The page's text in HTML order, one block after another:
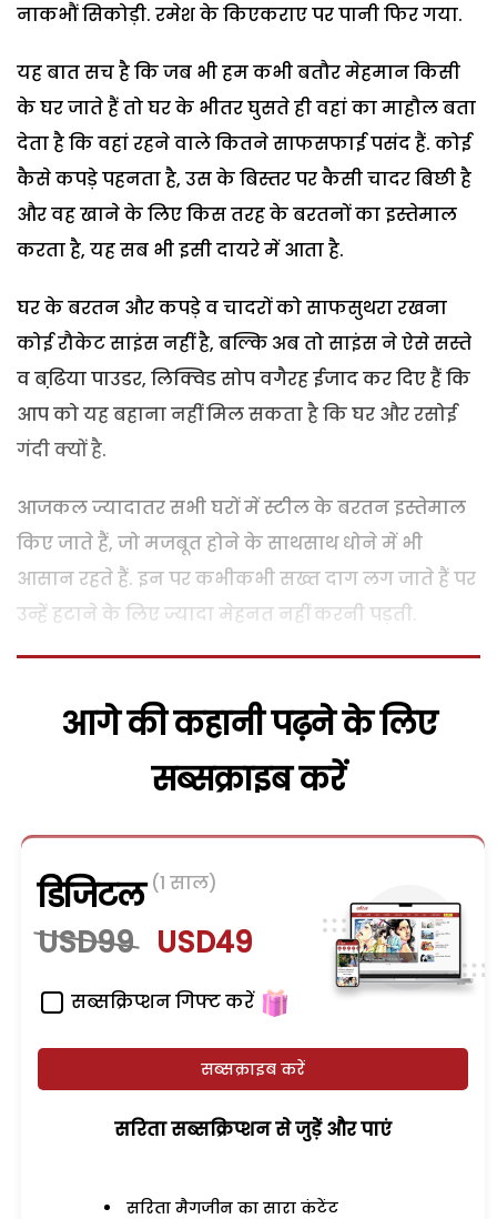
नाकभौं सिकोड़ी. रमेश के किएकराए पर पानी फिर गया.
यह बात सच है कि जब भी हम कभी बतौर मेहमान किसी
के घर जाते हैं तो घर के भीतर घुसते ही वहां का माहौल बता
देता है कि वहां रहने वाले कितने साफसफाई पसंद हैं. कोई
कैसे कपड़े पहनता है, उस के बिस्तर पर कैसी चादर बिछी है
और वह खाने के लिए किस तरह के बरतनों का इस्तेमाल
करता है, यह सब भी इसी दायरे में आता है.
घर के बरतन और कपड़े व चादरों को साफसुथरा रखना
कोई रौकेट साइंस नहीं है, बल्कि अब तो साइंस ने ऐसे सस्ते
व बढि़या पाउडर, लिक्विड सोप वगैरह ईजाद कर दिए हैं कि
आप को यह बहाना नहीं मिल सकता है कि घर और रसोई
गंदी क्यों है.
आजकल ज्यादातर सभी घरों में स्टील के बरतन इस्तेमाल
किए जाते हैं, जो मजबूत होने के साथसाथ धोने में भी
आसान रहते हैं. इन पर कभीकभी सख्त दाग लग जाते हैं पर
उन्हें हटाने के लिए ज्यादा मेहनत नहीं करनी पड़ती.
आगे की कहानी पढ़ने के लिए
सब्सक्राइब करें
डिजिटल (1 साल)
USD99 USD49
सब्सक्रिप्शन गिफ्ट करें
सब्सक्राइब करें
सरिता सब्सक्रिप्शन से जुड़ेें और पाएं
सरिता मैगजीन का सारा कंटेंट